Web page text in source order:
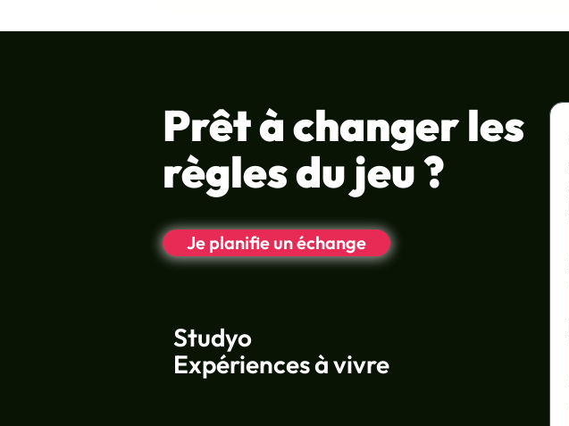
Prêt à changer les
règles du jeu ?
Je planifie un échange
Studyo
Expériences à vivre